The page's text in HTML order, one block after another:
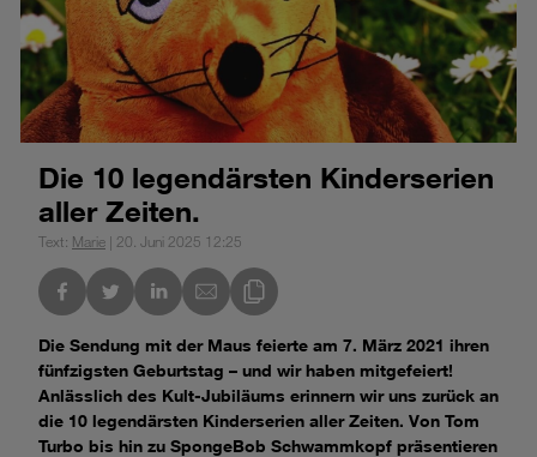
Die 10 legendärsten Kinderserien
aller Zeiten.
Text: Marie | 20. Juni 2025 12:25
Link des Blogs kopieren
Die Sendung mit der Maus feierte am 7. März 2021 ihren
fünfzigsten Geburtstag – und wir haben mitgefeiert!
Anlässlich des Kult-Jubiläums erinnern wir uns zurück an
die 10 legendärsten Kinderserien aller Zeiten. Von Tom
Turbo bis hin zu SpongeBob Schwammkopf präsentieren